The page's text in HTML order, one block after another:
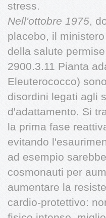
stress.
Nell'ottobre 1975,
placebo, il
della salute
2900.3.11 Pianta
Eleuterococco)
disordini legati agli
d'adattamento. Si
la prima fase
evitando
ad esempio
cosmonauti per
aumentare la
cardio-protettivo: